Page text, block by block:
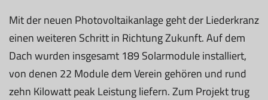
Mit der neuen Photovoltaikanlage geht der Liederkranz
einen weiteren Schritt in Richtung Zukunft. Auf dem
Dach wurden insgesamt 189 Solarmodule installiert,
von denen 22 Module dem Verein gehören und rund
zehn Kilowatt peak Leistung liefern. Zum Projekt trug